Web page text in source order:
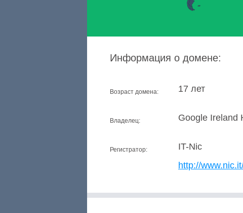
Информация о домене:
Возраст домена: 17 лет
Владелец: Google Ireland
Регистратор:
IT-Nic
http://